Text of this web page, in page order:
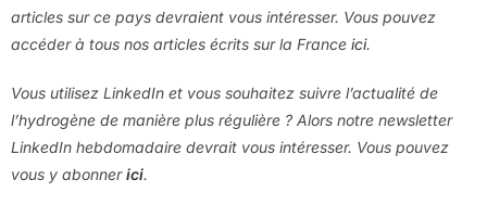
articles sur ce pays devraient vous intéresser. Vous pouvez
accéder à tous nos articles écrits sur la France ici.
Vous utilisez LinkedIn et vous souhaitez suivre l’actualité de
l’hydrogène de manière plus régulière ? Alors notre newsletter
LinkedIn hebdomadaire devrait vous intéresser. Vous pouvez
vous y abonnerici.